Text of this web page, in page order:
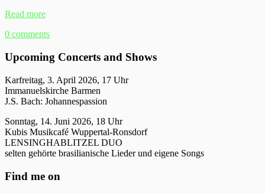
Read more
0 comments
Upcoming Concerts and Shows
Karfreitag, 3. April 2026, 17 Uhr
Immanuelskirche Barmen
J.S. Bach: Johannespassion
Sonntag, 14. Juni 2026, 18 Uhr
Kubis Musikcafé Wuppertal-Ronsdorf
LENSINGHABLITZEL DUO
selten gehörte brasilianische Lieder und eigene Songs
Find me on